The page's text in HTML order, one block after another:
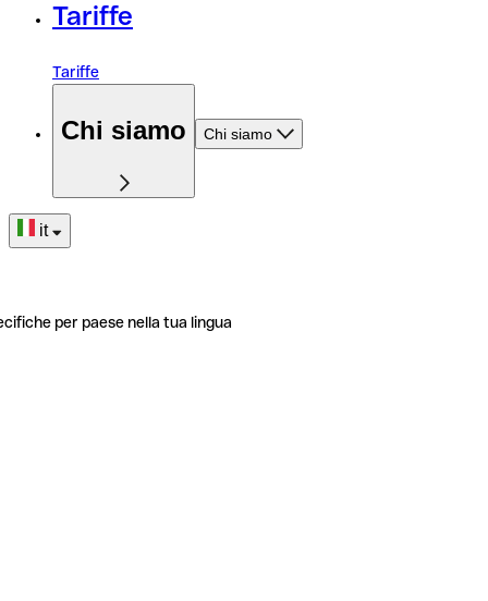
Tariffe
Tariffe
Chi siamo Chi siamo
it
per paese nella tua lingua